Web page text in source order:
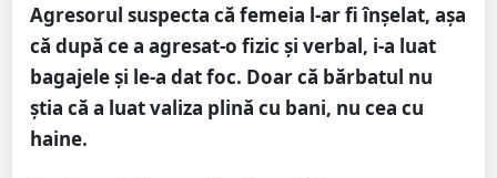
Agresorul suspecta că femeia l-ar fi înșelat, așa
că după ce a agresat-o fizic și verbal, i-a luat
bagajele și le-a dat foc. Doar că bărbatul nu
știa că a luat valiza plină cu bani, nu cea cu
haine.